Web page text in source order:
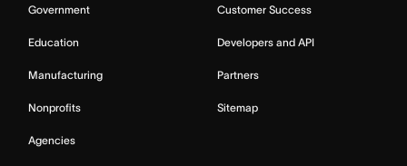
Government
Education
Manufacturing
Nonprofits
Agencies
Customer Success
Developers and API
Partners
Sitemap